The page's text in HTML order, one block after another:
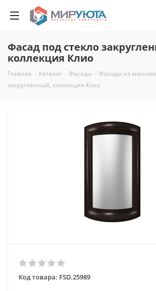
Фасад под стекло
коллекция Клио
Главная - Каталог - Фасады - Фасады из массива
закругленный, коллекция Клио
Код товара: FSD.25989